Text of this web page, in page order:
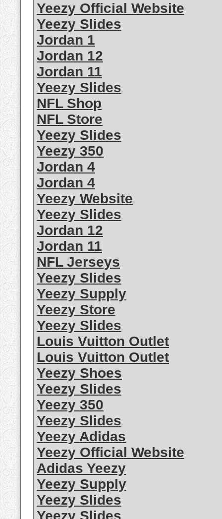
Yeezy Official Website
Yeezy Slides
Jordan 1
Jordan 12
Jordan 11
Yeezy Slides
NFL Shop
NFL Store
Yeezy Slides
Yeezy 350
Jordan 4
Jordan 4
Yeezy Website
Yeezy Slides
Jordan 12
Jordan 11
NFL Jerseys
Yeezy Slides
Yeezy Supply
Yeezy Store
Yeezy Slides
Louis Vuitton Outlet
Louis Vuitton Outlet
Yeezy Shoes
Yeezy Slides
Yeezy 350
Yeezy Slides
Yeezy Adidas
Yeezy Official Website
Adidas Yeezy
Yeezy Supply
Yeezy Slides